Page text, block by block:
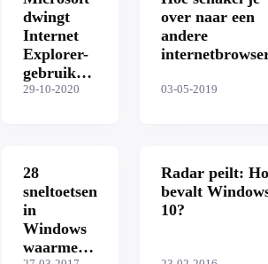
dwingt
Internet
Explorer-
gebruikers
richting
29-10-2020
over naar een
andere
03-05-2019
28
sneltoetsen
in
Windows
waarmee
Radar peilt:
bevalt
10?